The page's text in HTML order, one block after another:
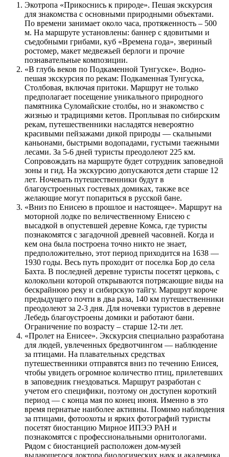
Экотропа «Прикоснись к природе». Пешая экскурсия
для знакомства с основными природными объектами.
По времени занимает около часа, протяженность – 500
м. На маршруте установлены: баннер с ядовитыми и
съедобными грибами, куб «Времена года», звериный
ростомер, макет медвежьей берлоги и прочие
познавательные композиции.
«В глубь веков по Подкаменной Тунгуске». Водно-
пешая экскурсия по рекам: Подкаменная Тунгуска,
Столбовая, включая притоки. Маршрут не только
предполагает посещение уникального природного
памятника Суломайские столбы, но и знакомство с
жизнью и традициями кетов. Проплывая по сибирским
рекам, путешественники насладятся невероятно
красивыми пейзажами дикой природы — скальными
каньонами, быстрыми водопадами, густыми таежными
лесами. За 5-6 дней туристы преодолеют 225 км.
Сопровождать на маршруте будет сотрудник заповедной
зоны и гид. На экскурсию допускаются дети старше 12
лет. Ночевать путешественники будут в
благоустроенных гостевых домиках, также все
желающие могут попариться в русской бане.
«Вниз по Енисею в прошлое и настоящее». Маршрут на
моторной лодке по величественному Енисею с
высадкой в опустевшей деревне Комса, где туристы
познакомятся с загадочной древней часовней. Когда и
кем она была построена точно никто не знает,
предположительно, этот период приходится на 1638 —
1930 годы. Весь путь проходит от поселка Бор до села
Бахта. В последней деревне туристы посетят церковь, с
колокольни которой открываются потрясающие виды на
бескрайнюю реку и сибирскую тайгу. Маршрут короче
предыдущего почти в два раза, 140 км путешественники
преодолеют за 2-3 дня. Для ночевки туристов в деревне
Лебедь благоустроены домики и работают бани.
Ограничение по возрасту – старше 12-ти лет.
«Пролет на Енисее». Экскурсия специально разработана
для людей, увлеченных бредвотчингом — наблюдение
за птицами. На плавательных средствах
путешественники отправятся вниз по течению Енисея,
чтобы увидеть огромное количество птиц, прилетевших
в заповедник гнездоваться. Маршрут разработан с
учетом его специфики, поэтому он доступен короткий
период — с конца мая по конец июня. Именно в это
время пернатые наиболее активны. Помимо наблюдения
за птицами, фотоохоты и ярких фотографий туристы
посетят биостанцию Мирное ИПЭЭ РАН и
познакомятся с профессиональными орнитологами.
Рядом с биостанцией расположен дом-музей